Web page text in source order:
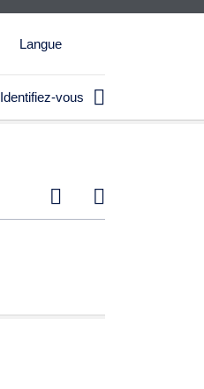
Langue
Identifiez-vous 
 